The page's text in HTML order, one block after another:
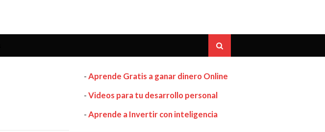
-Aprende Gratis a ganar dinero Online
-Videos para tu desarrollo personal
-Aprende a Invertir con inteligencia